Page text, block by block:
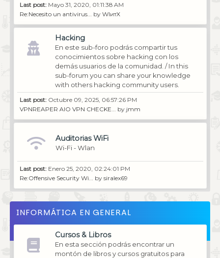
Last post: Mayo 31, 2020, 01:11:38 AM
Re:Necesito un antivirus...
by WIитX
Hacking
En este sub-foro podrás compartir tus
conocimientos sobre hacking con los
demás usuarios de la comunidad. / In this
sub-forum you can share your knowledge
with others hacking community users.
Last post: Octubre 09, 2025, 06:57:26 PM
VPNREAPER AIO VPN CHECKE...
by jmm
Auditorias WiFi
Wi-Fi - Wlan
Last post: Enero 25, 2020, 02:24:01 PM
Re:Offensive Security Wi...
by siralex69
INFORMÁTICA EN GENERAL
Cursos & Libros
En esta sección podrás encontrar un
montón de libros y cursos gratuitos para